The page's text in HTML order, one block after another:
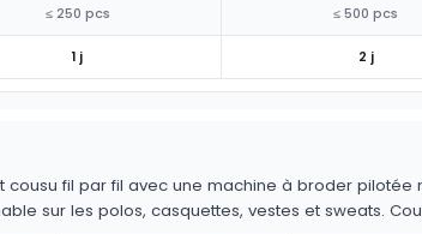
≤ 250 pcs ≤ 500 pcs
1 j 2 j
cousu fil par fil avec une machine à broder
sur les polos, casquettes, vestes et sweats.